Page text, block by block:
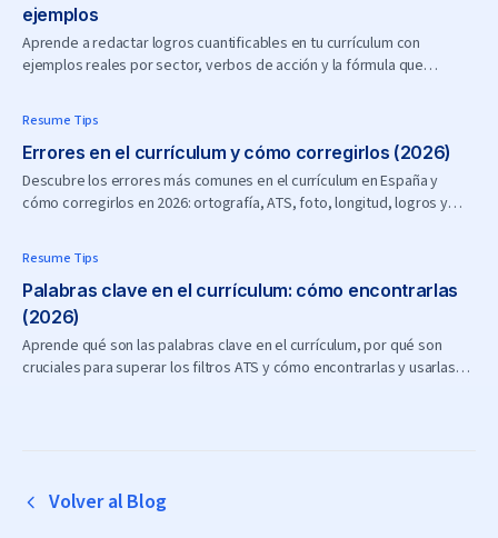
ejemplos
Aprende a redactar logros cuantificables en tu currículum con
ejemplos reales por sector, verbos de acción y la fórmula que
Resume Tips
Errores en el currículum y cómo corregirlos (2026)
Descubre los errores más comunes en el currículum en España y
cómo corregirlos en 2026: ortografía, ATS, foto, longitud, logros y
Resume Tips
Palabras clave en el currículum: cómo encontrarlas
(2026)
Aprende qué son las palabras clave en el currículum, por qué son
cruciales para superar los filtros ATS y cómo encontrarlas y usarlas
Volver al Blog